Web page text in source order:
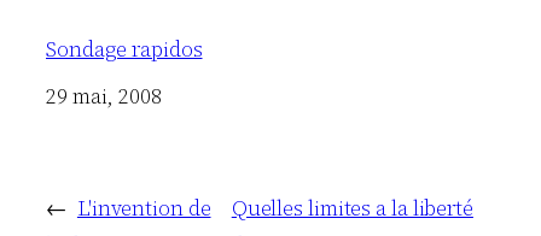
Sondage rapidos
Date
29 mai, 2008
← L'invention de
Quelles limites a la liberté